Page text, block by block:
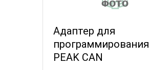
Адаптер для
программирования
PEAK CAN